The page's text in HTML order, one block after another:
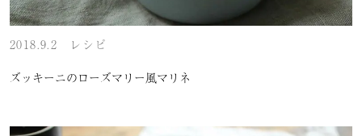
2018.9.2 レシピ
ズッキーニのローズマリー風マリネ